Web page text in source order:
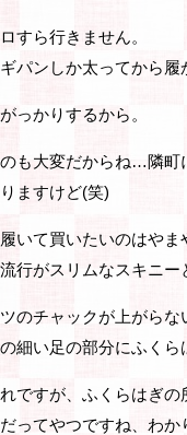
すら行きません。
パンしか太ってから履
っかりするから。
も大変だからね…隣町
ますけど(笑)
いて買いたいのはやま
行がスリムなスキニー
のチャックが上がらな
細い足の部分にふくら
ですが、ふくらはぎの
ってやつですね、わか